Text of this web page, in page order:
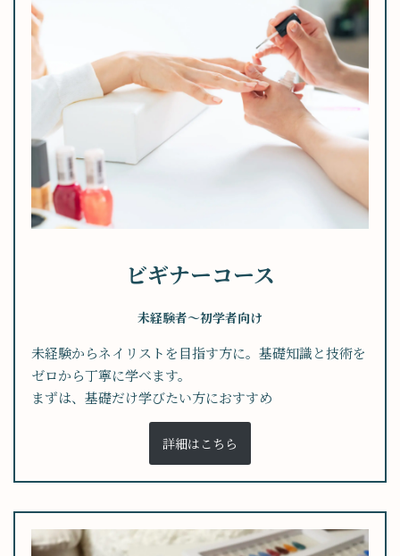
ビギナーコース
未経験者～初学者向け
未経験からネイリストを目指す方に。基礎知識と技術を
ゼロから丁寧に学べます。
まずは、基礎だけ学びたい方におすすめ
詳細はこちら